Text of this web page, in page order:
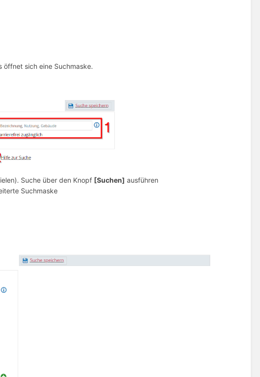
öffnet sich eine Suchmaske.
Suche über den Knopf [Suchen] ausführen
Suchmaske